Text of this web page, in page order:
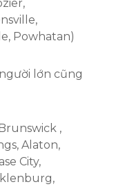
Powhatan)
lớn cũng
,
Alaton,
City,